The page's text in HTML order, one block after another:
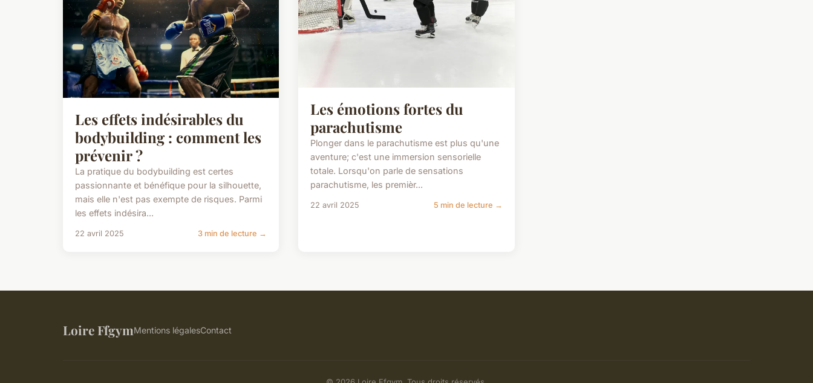
Les effets indésirables du
bodybuilding : comment les
prévenir ?
La pratique du bodybuilding est certes
passionnante et bénéfique pour la silhouette,
mais elle n'est pas exempte de risques. Parmi
les effets indésira...
22 avril 2025 3 min de lecture →
Les émotions fortes du
parachutisme
Plonger dans le parachutisme est plus qu'une
aventure; c'est une immersion sensorielle
totale. Lorsqu'on parle de sensations
parachutisme, les premièr...
22 avril 2025 5 min de lecture →
Loire FfgymMentions légalesContact